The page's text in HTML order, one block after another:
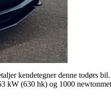
kendetegner denne todørs
kW (630 hk) og 1000